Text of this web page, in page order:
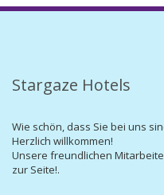
Stargaze Hotels
Wie schön, dass Sie bei uns
Herzlich willkommen!
Unsere freundlichen
zur Seite!.